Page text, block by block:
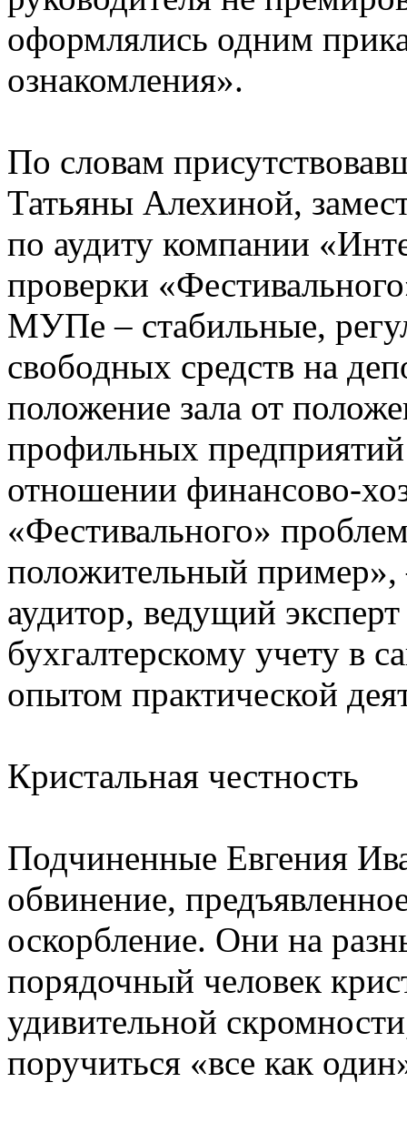
оформлялись одним
ознакомления».
По словам
Татьяны Алехиной,
по аудиту компании
проверки
МУПе – стабильные,
свободных средств на
положение зала от
профильных
отношении финансово-
«Фестивального»
положительный
аудитор, ведущий
бухгалтерскому учету в
опытом практической
Кристальная честность
Подчиненные Евгения
обвинение,
оскорбление. Они на
порядочный человек
удивительной
поручиться «все как